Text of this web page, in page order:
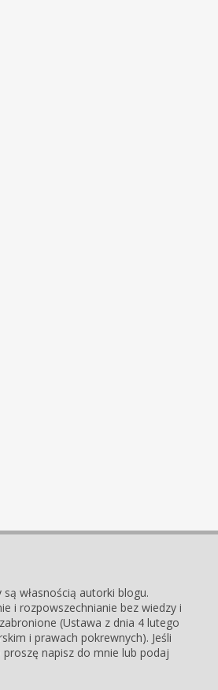
własnością autorki blogu.
i rozpowszechnianie bez wiedzy i
(Ustawa z dnia 4 lutego
i prawach pokrewnych). Jeśli
napisz do mnie lub podaj